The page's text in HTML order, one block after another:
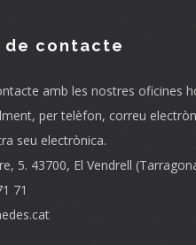
de contacte
amb les nostres oficines
per telèfon, correu
seu electrònica.
5. 43700, El Vendrell
71